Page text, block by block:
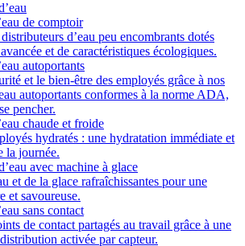
de comptoir
d’eau peu encombrants dotés
et de caractéristiques écologiques.
autoportants
et le bien-être des employés grâce à nos
autoportants conformes à la norme ADA,
pencher.
chaude et froide
hydratés : une hydratation immédiate et
la journée.
avec machine à glace
et de la glace rafraîchissantes pour une
et savoureuse.
sans contact
de contact partagés au travail grâce à une
activée par capteur.